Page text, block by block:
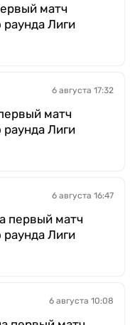
матч
раунда Лиги
6 августа 17:32
матч
раунда Лиги
6 августа 16:47
первый матч
раунда Лиги
6 августа 10:08